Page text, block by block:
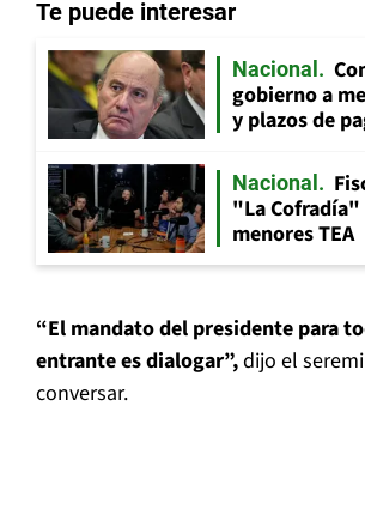
Te puede interesar
Nacional
gobierno a
y plazos de
Nacional
"La Cofradía"
menores TEA
“El mandato del presidente para
entrante es dialogar”,dijo el
conversar.